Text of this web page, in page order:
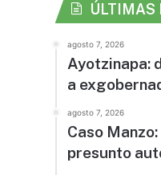
ÚLTIMAS
agosto 7, 2026
Ayotzinapa:
a
agosto 7, 2026
Caso
presunto